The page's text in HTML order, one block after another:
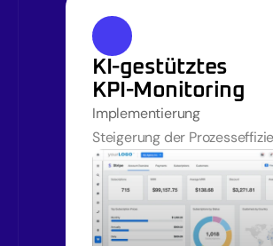
KI-gestütztes
KPI-Monitoring
Implementierung
Steigerung der